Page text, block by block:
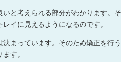
と考えられる部分がわかります。そ
イに見えるようになるのです。
まっています。そのため矯正を行う
す。